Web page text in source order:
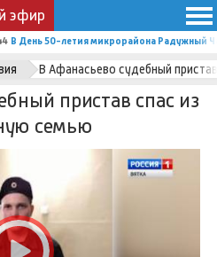
эфир
В День 50-летия микрорайона Радужный
В Афанасьево судебный
пристав спас из
семью